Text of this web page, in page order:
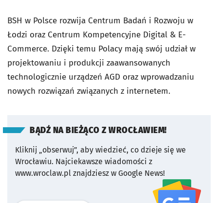
BSH w Polsce rozwija Centrum Badań i Rozwoju w
Łodzi oraz Centrum Kompetencyjne Digital & E-
Commerce. Dzięki temu Polacy mają swój udział w
projektowaniu i produkcji zaawansowanych
technologicznie urządzeń AGD oraz wprowadzaniu
nowych rozwiązań związanych z internetem.
BĄDŹ NA BIEŻĄCO Z WROCŁAWIEM!
Kliknij „obserwuj”, aby wiedzieć, co dzieje się we
Wrocławiu. Najciekawsze wiadomości z
www.wroclaw.pl znajdziesz w Google News!